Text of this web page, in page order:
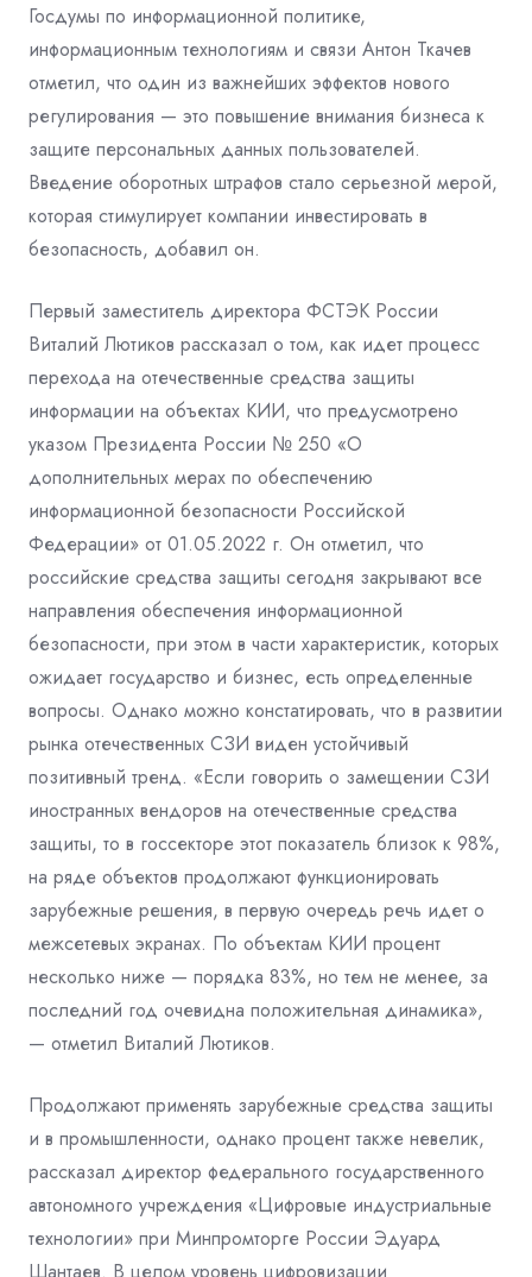
Госдумы по информационной политике,
информационным технологиям и связи Антон Ткачев
отметил, что один из важнейших эффектов нового
регулирования — это повышение внимания бизнеса к
защите персональных данных пользователей.
Введение оборотных штрафов стало серьезной мерой,
которая стимулирует компании инвестировать в
безопасность, добавил он.
Первый заместитель директора ФСТЭК России
Виталий Лютиков рассказал о том, как идет процесс
перехода на отечественные средства защиты
информации на объектах КИИ, что предусмотрено
указом Президента России № 250 «О
дополнительных мерах по обеспечению
информационной безопасности Российской
Федерации» от 01.05.2022 г. Он отметил, что
российские средства защиты сегодня закрывают все
направления обеспечения информационной
безопасности, при этом в части характеристик, которых
ожидает государство и бизнес, есть определенные
вопросы. Однако можно констатировать, что в развитии
рынка отечественных СЗИ виден устойчивый
позитивный тренд. «Если говорить о замещении СЗИ
иностранных вендоров на отечественные средства
защиты, то в госсекторе этот показатель близок к 98%,
на ряде объектов продолжают функционировать
зарубежные решения, в первую очередь речь идет о
межсетевых экранах. По объектам КИИ процент
несколько ниже — порядка 83%, но тем не менее, за
последний год очевидна положительная динамика»,
— отметил Виталий Лютиков.
Продолжают применять зарубежные средства защиты
и в промышленности, однако процент также невелик,
рассказал директор федерального государственного
автономного учреждения «Цифровые индустриальные
технологии» при Минпромторге России Эдуард
Шантаев. В целом уровень цифровизации